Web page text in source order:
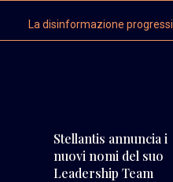
La disinformazione
Stellantis annuncia i
nuovi nomi del suo
Leadership Team